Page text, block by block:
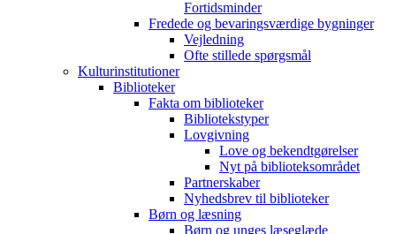
Fortidsminder
Fredede og bevaringsværdige bygninger
Vejledning
Ofte stillede spørgsmål
Kulturinstitutioner
Biblioteker
Fakta om biblioteker
Bibliotekstyper
Lovgivning
Love og bekendtgørelser
Nyt på biblioteksområdet
Partnerskaber
Nyhedsbrev til biblioteker
Børn og læsning
Børn og unges læseglæde